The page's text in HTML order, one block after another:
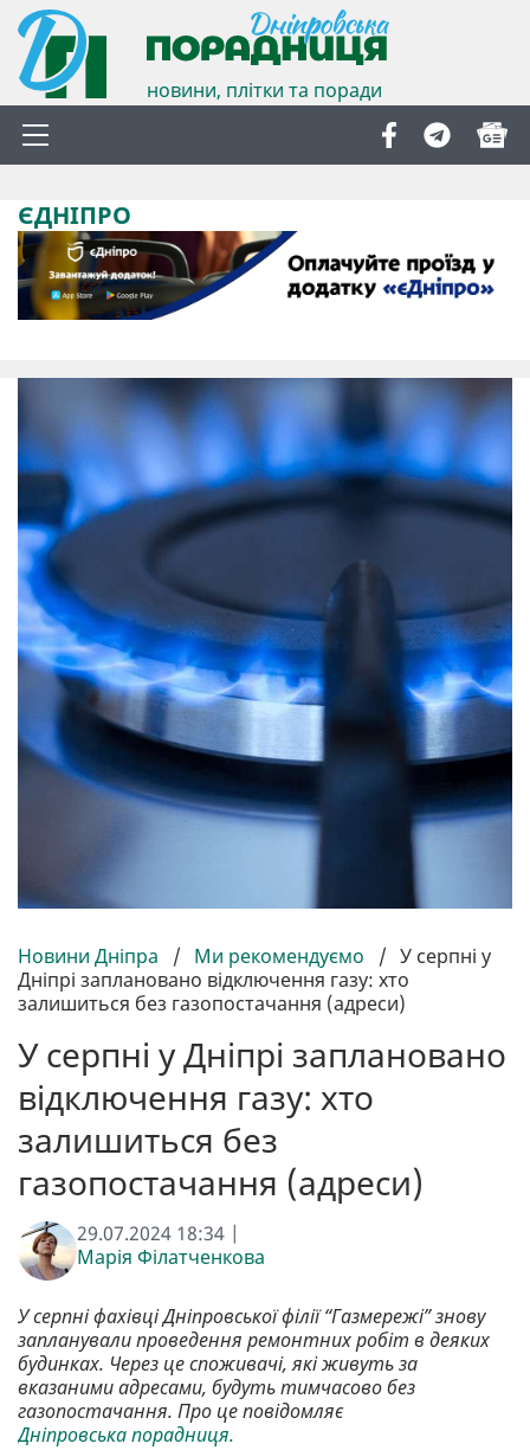
новини, плітки та поради
ЄДНІПРО
Новини Дніпра / Ми рекомендуємо / У серпні у
Дніпрі заплановано відключення газу: хто
залишиться без газопостачання (адреси)
У серпні у Дніпрі заплановано
відключення газу: хто
залишиться без
газопостачання (адреси)
29.07.2024 18:34 |
Марія Філатченкова
У серпні фахівці Дніпровської філії “Газмережі” знову
запланували проведення ремонтних робіт в деяких
будинках. Через це споживачі, які живуть за
вказаними адресами, будуть тимчасово без
газопостачання. Про це повідомляє
Дніпровська порадниця.